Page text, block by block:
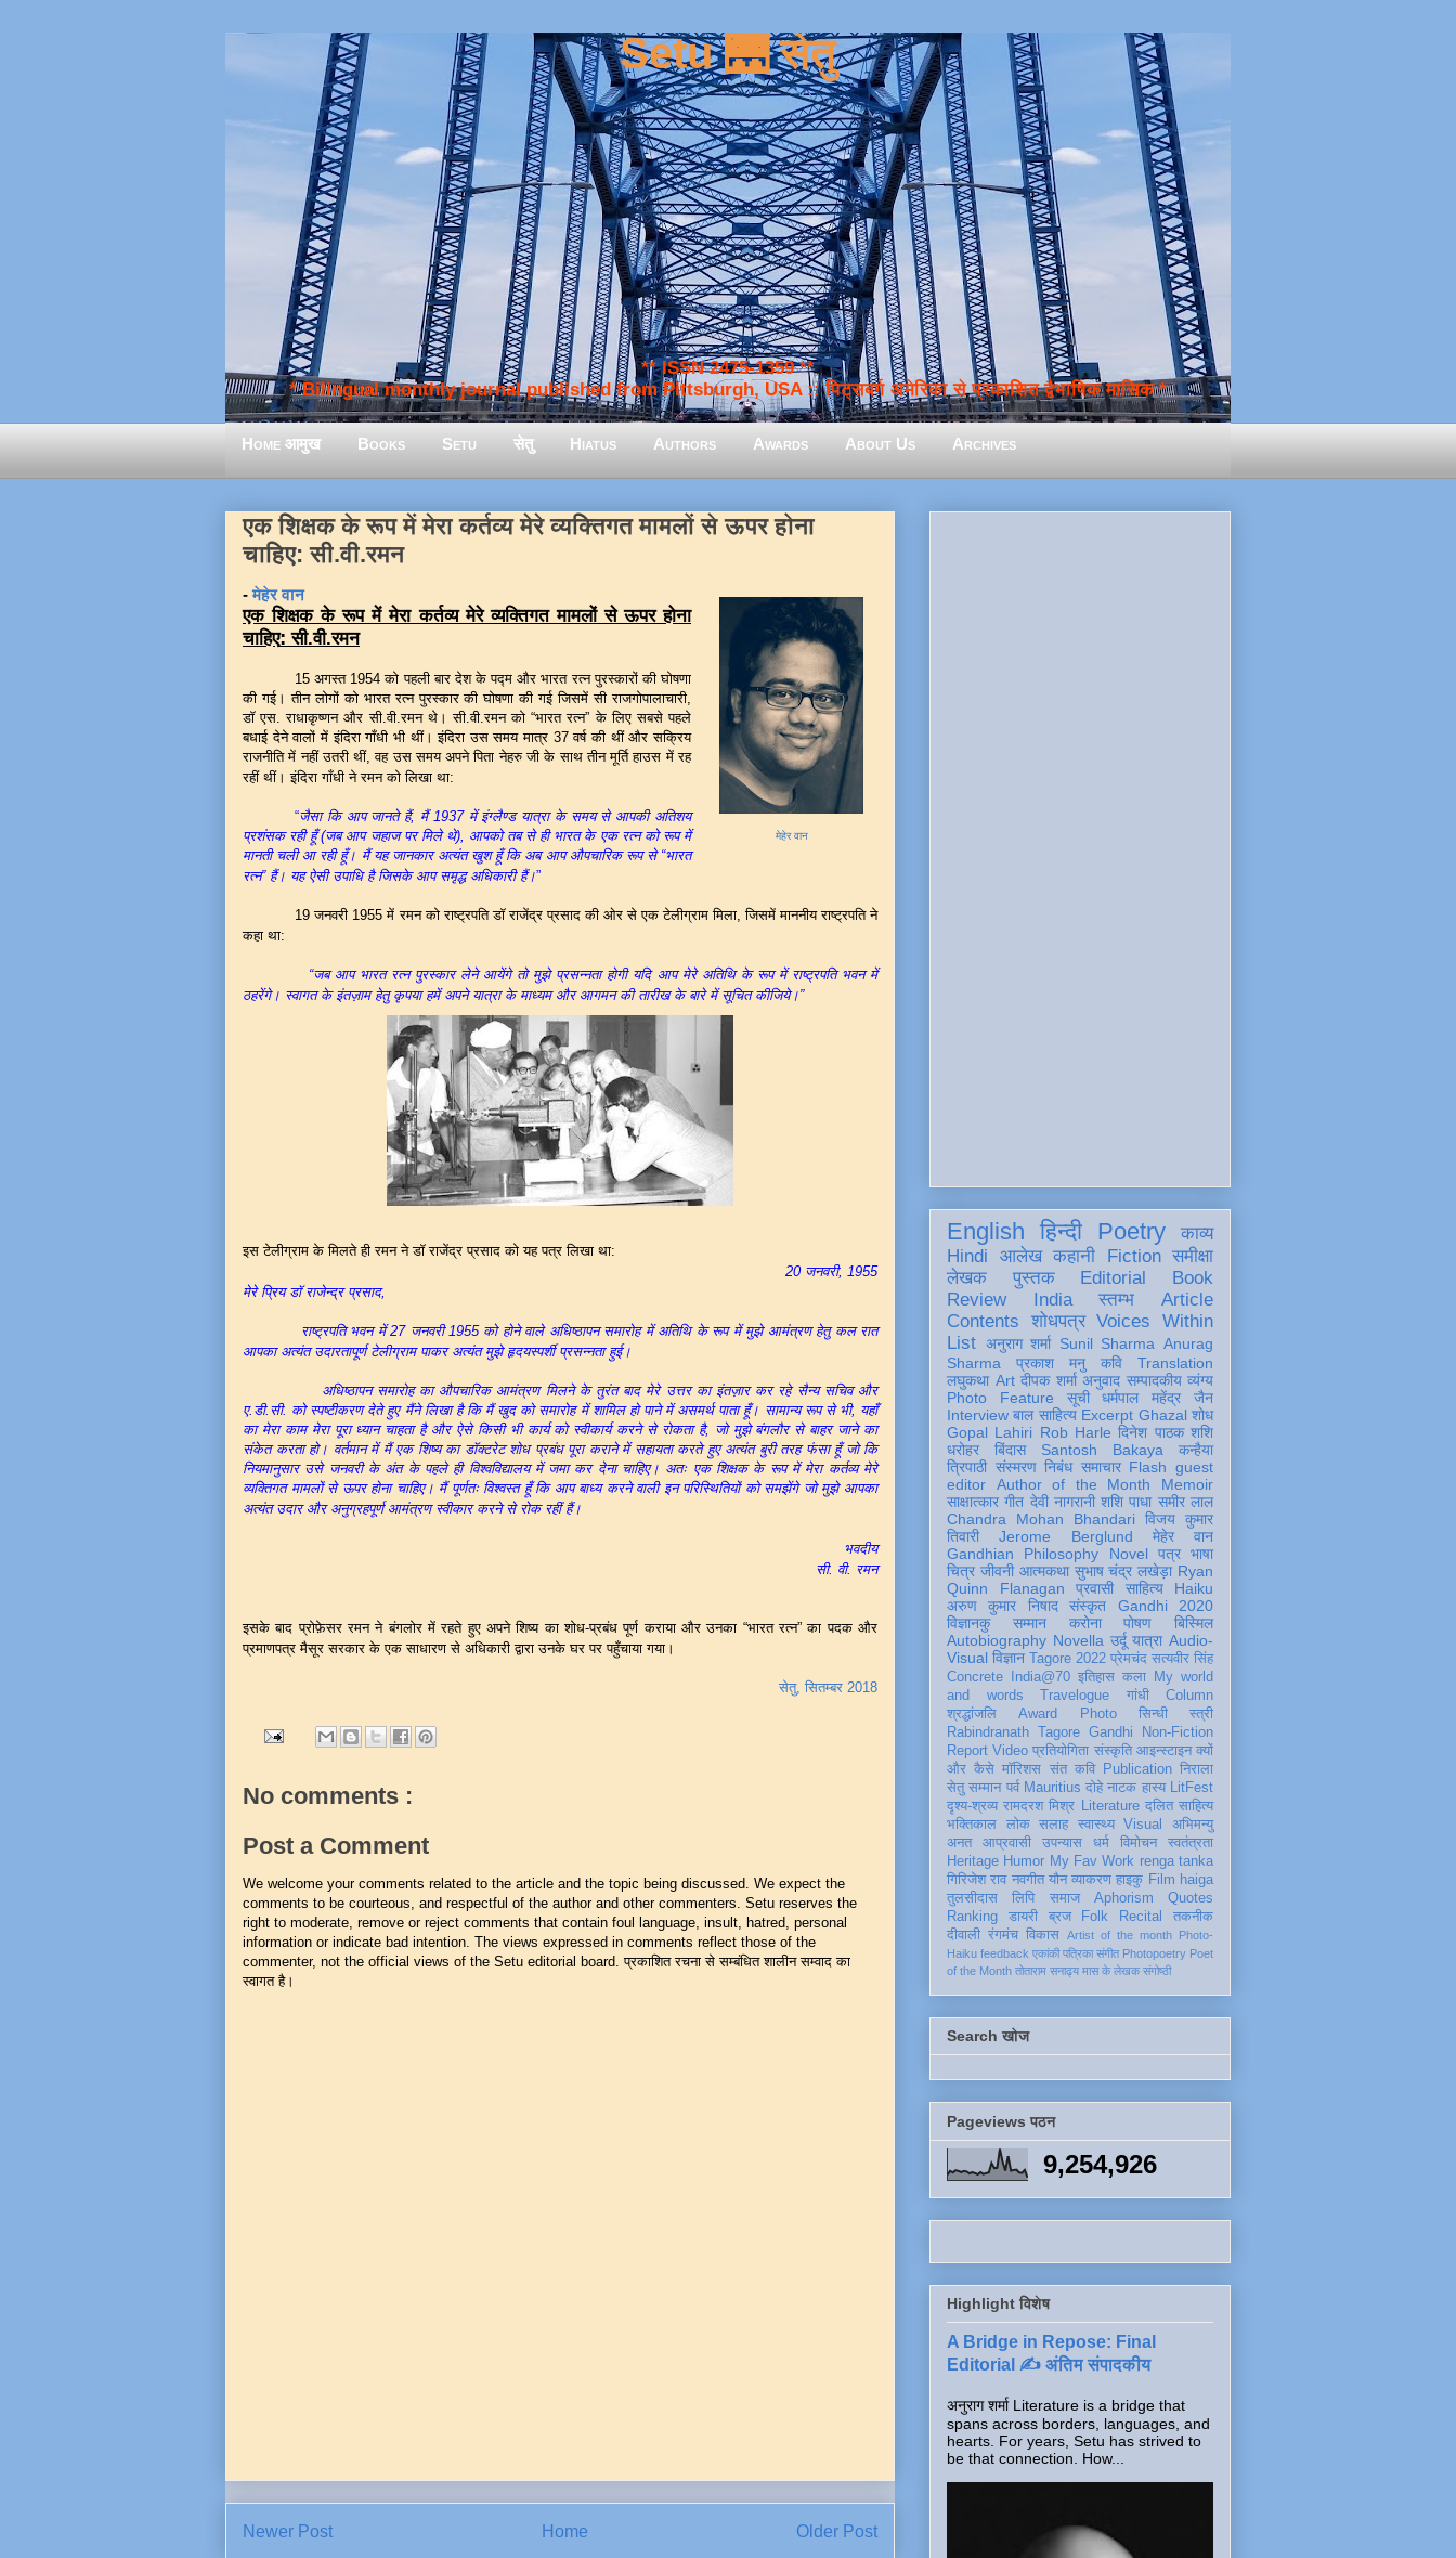
Setu 🌉 सेतु
** ISSN 2475-1359 **
* Bilingual monthly journal published from Pittsburgh, USA :: पिट्सबर्ग अमेरिका से प्रकाशित द्वैभाषिक मासिक *
Home आमुख Books Setu सेतु Hiatus Authors Awards About Us Archives
एक शिक्षक के रूप में मेरा कर्तव्य मेरे व्यक्तिगत मामलों से ऊपर होना
चाहिए: सी.वी.रमन
मेहेर वान
-मेहेर वान
एक शिक्षक के रूप में मेरा कर्तव्य मेरे व्यक्तिगत मामलों से ऊपर होना
चाहिए:सी.वी.रमन
15 अगस्त 1954 को पहली बार देश के पद्म और भारत रत्न पुरस्कारों की घोषणा
की गई। तीन लोगों को भारत रत्न पुरस्कार की घोषणा की गई जिसमें सी राजगोपालाचारी,
डॉ एस. राधाकृष्णन और सी.वी.रमन थे। सी.वी.रमन को “भारत रत्न” के लिए सबसे पहले
बधाई देने वालों में इंदिरा गाँधी भी थीं। इंदिरा उस समय मात्र 37 वर्ष की थीं और सक्रिय
राजनीति में नहीं उतरी थीं, वह उस समय अपने पिता नेहरु जी के साथ तीन मूर्ति हाउस में रह
रहीं थीं। इंदिरा गाँधी ने रमन को लिखा था:
“जैसा कि आप जानते हैं, मैं 1937 में इंग्लैण्ड यात्रा के समय से आपकी अतिशय
प्रशंसक रही हूँ (जब आप जहाज पर मिले थे), आपको तब से ही भारत के एक रत्न को रूप में
मानती चली आ रही हूँ। मैं यह जानकार अत्यंत खुश हूँ कि अब आप औपचारिक रूप से “भारत
रत्न” हैं। यह ऐसी उपाधि है जिसके आप समृद्ध अधिकारी हैं।”
19 जनवरी 1955 में रमन को राष्ट्रपति डॉ राजेंद्र प्रसाद की ओर से एक टेलीग्राम मिला, जिसमें माननीय राष्ट्रपति ने
कहा था:
“जब आप भारत रत्न पुरस्कार लेने आयेंगे तो मुझे प्रसन्नता होगी यदि आप मेरे अतिथि के रूप में राष्ट्रपति भवन में
ठहरेंगे। स्वागत के इंतज़ाम हेतु कृपया हमें अपने यात्रा के माध्यम और आगमन की तारीख के बारे में सूचित कीजिये।”
इस टेलीग्राम के मिलते ही रमन ने डॉ राजेंद्र प्रसाद को यह पत्र लिखा था:
20 जनवरी, 1955
मेरे प्रिय डॉ राजेन्द्र प्रसाद,
राष्ट्रपति भवन में 27 जनवरी 1955 को होने वाले अधिष्ठापन समारोह में अतिथि के रूप में मुझे आमंत्रण हेतु कल रात
आपका अत्यंत उदारतापूर्ण टेलीग्राम पाकर अत्यंत मुझे हृदयस्पर्शी प्रसन्नता हुई।
अधिष्ठापन समारोह का औपचारिक आमंत्रण मिलने के तुरंत बाद मेरे उत्तर का इंतज़ार कर रहे सैन्य सचिव और
ए.डी.सी. को स्पष्टीकरण देते हुए मैंने लिखा है कि मैं खुद को समारोह में शामिल हो पाने में असमर्थ पाता हूँ। सामान्य रूप से भी, यहाँ
का मेरा काम मेरा पूरा ध्यान चाहता है और ऐसे किसी भी कार्य को स्वीकार्य करने से रोकता है, जो मुझे बंगलौर से बाहर जाने का
संकेत करता हो। वर्तमान में मैं एक शिष्य का डॉक्टरेट शोध प्रबंध पूरा कराने में सहायता करते हुए अत्यंत बुरी तरह फंसा हूँ जो कि
नियमानुसार उसे जनवरी के अंत के पहले ही विश्वविद्यालय में जमा कर देना चाहिए। अतः एक शिक्षक के रूप में मेरा कर्तव्य मेरे
व्यक्तिगत मामलों से ऊपर होना चाहिए। मैं पूर्णतः विश्वस्त हूँ कि आप बाध्य करने वाली इन परिस्थितियों को समझेंगे जो मुझे आपका
अत्यंत उदार और अनुग्रहपूर्ण आमंत्रण स्वीकार करने से रोक रहीं हैं।
भवदीय
सी. वी. रमन
इसके बाद प्रोफ़ेसर रमन ने बंगलोर में रहते हुए अपने शिष्य का शोध-प्रबंध पूर्ण कराया और उनका “भारत रत्न” का पदक और
प्रमाणपत्र मैसूर सरकार के एक साधारण से अधिकारी द्वारा उनके घर पर पहुँचाया गया।
सेतु, सितम्बर 2018
No comments :
Post a Comment
We welcome your comments related to the article and the topic being discussed. We expect the
comments to be courteous, and respectful of the author and other commenters. Setu reserves the
right to moderate, remove or reject comments that contain foul language, insult, hatred, personal
information or indicate bad intention. The views expressed in comments reflect those of the
commenter, not the official views of the Setu editorial board. प्रकाशित रचना से सम्बंधित शालीन सम्वाद का
स्वागत है।
Newer Post Older Post
Home
English हिन्दी Poetry
काव्य
Hindi
आलेख कहानी Fiction समीक्षा
लेखक
पुस्तक Editorial
Book
Review
India स्तम्भ
Article
Contents
शोधपत्र Voices Within
List अनुराग शर्मा Sunil Sharma Anurag
Sharma
प्रकाश मनु कवि
Translation
लघुकथा Art दीपक शर्मा अनुवाद सम्पादकीय व्यंग्य
Photo Feature
सूची
धर्मपाल महेंद्र जैन
Interview बाल साहित्य Excerpt Ghazal शोध
Gopal Lahiri Rob Harle दिनेश पाठक शशि
धरोहर
बिंदास Santosh Bakaya
कन्हैया
त्रिपाठी संस्मरण निबंध समाचार Flash guest
editor
Author of the Month
Memoir
साक्षात्कार गीत देवी नागरानी शशि पाधा समीर लाल
Chandra Mohan Bhandari विजय कुमार
तिवारी
Jerome Berglund
मेहेर वान
Gandhian Philosophy
Novel पत्र भाषा
चित्र जीवनी आत्मकथा सुभाष चंद्र लखेड़ा Ryan
Quinn Flanagan
प्रवासी साहित्य
Haiku
अरुण कुमार निषाद
संस्कृत
Gandhi 2020
विज्ञानकु
सम्मान करोना पोषण
बिस्मिल
Autobiography Novella उर्दू यात्रा Audio-
Visual विज्ञान Tagore 2022 प्रेमचंद सत्यवीर सिंह
Concrete
India@70 इतिहास कला
My world
and words
Travelogue गांधी
Column
श्रद्धांजलि
Award Photo सिन्धी
स्त्री
Rabindranath Tagore Gandhi
Non-Fiction
Report Video प्रतियोगिता संस्कृति आइन्स्टाइन क्यों
और कैसे मॉरिशस संत कवि Publication निराला
सेतु सम्मान पर्व Mauritius दोहे नाटक हास्य LitFest
दृश्य-श्रव्य रामदरश मिश्र Literature दलित साहित्य
भक्तिकाल
लोक सलाह स्वास्थ्य Visual
अभिमन्यु
अनत
आप्रवासी उपन्यास धर्म विमोचन
स्वतंत्रता
Heritage Humor My Fav Work renga tanka
गिरिजेश राव नवगीत यौन व्याकरण हाइकु Film haiga
तुलसीदास
लिपि समाज Aphorism
Quotes
Ranking
डायरी ब्रज Folk Recital
तकनीक
दीवाली रंगमंच विकास Artist of the month Photo-
Haiku feedback एकांकी पत्रिका संगीत Photopoetry Poet
of the Month तोताराम सनाढ्य मास के लेखक संगोष्ठी
Search खोज
Pageviews पठन
9,254,926
Highlight विशेष
A Bridge in Repose: Final
Editorial ✍️ अंतिम संपादकीय
अनुराग शर्मा Literature is a bridge that
spans across borders, languages, and
hearts. For years, Setu has strived to
be that connection. How...